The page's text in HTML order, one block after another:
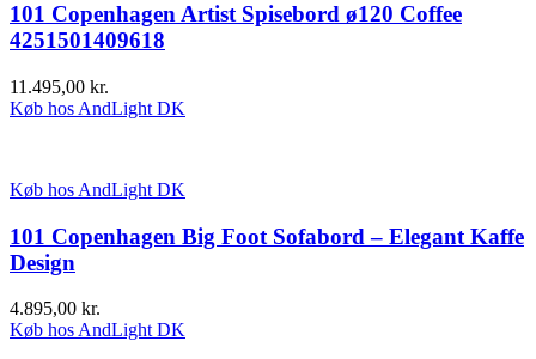
101 Copenhagen Artist Spisebord ø120 Coffee
4251501409618
11.495,00 kr.
Køb hos AndLight DK
Køb hos AndLight DK
101 Copenhagen Big Foot Sofabord – Elegant Kaffe
Design
4.895,00 kr.
Køb hos AndLight DK